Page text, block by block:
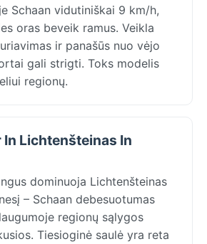
Schaan vidutiniškai 9 km/h,
oras beveik ramus. Veikla
ir panašūs nuo vėjo
gali strigti. Toks modelis
regionų.
In Lichtenšteinas In
dominuoja Lichtenšteinas
– Schaan debesuotumas
regionų sąlygos
Tiesioginė saulė yra reta